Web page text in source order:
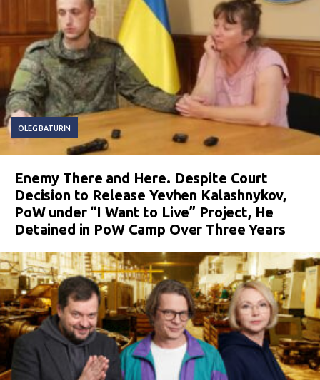
OLEG BATURIN
Enemy There and Here. Despite Court
Decision to Release Yevhen Kalashnykov,
PoW under “I Want to Live” Project, He
Detained in PoW Camp Over Three Years